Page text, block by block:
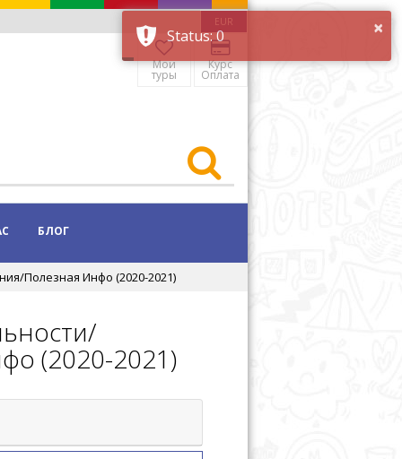
EUR
Мои
туры
Курс
Оплата
БЛОГ
Полезная Инфо (2020-2021)
(2020-2021)